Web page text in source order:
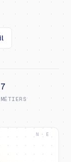
7
MÉTIERS
N · E